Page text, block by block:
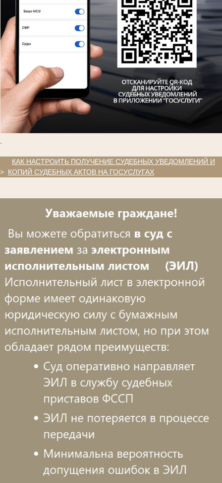
>
КАК НАСТРОИТЬ ПОЛУЧЕНИЕ СУДЕБНЫХ УВЕДОМЛЕНИЙ И
КОПИЙ СУДЕБНЫХ АКТОВ НА ГОСУСЛУГАХ